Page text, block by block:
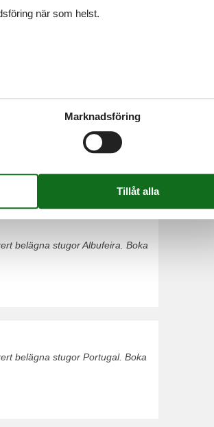
belägna stugor Algarve. Boka
belägna stugor Costa Verde.
belägna stugor Albufeira. Boka
belägna stugor Portugal. Boka
när som helst.
Marknadsföring